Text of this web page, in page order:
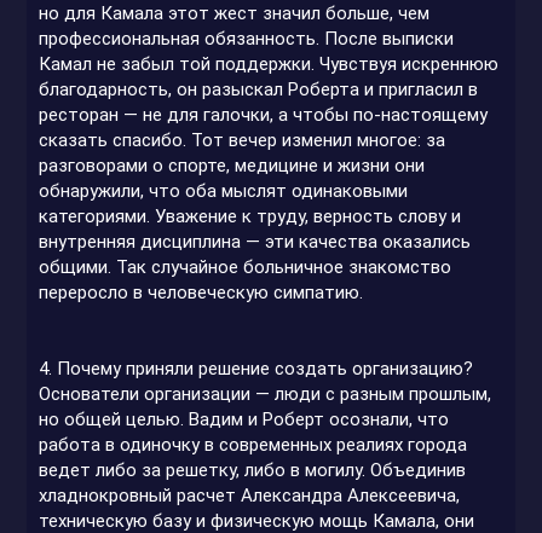
но для Камала этот жест значил больше, чем
профессиональная обязанность. После выписки
Камал не забыл той поддержки. Чувствуя искреннюю
благодарность, он разыскал Роберта и пригласил в
ресторан — не для галочки, а чтобы по-настоящему
сказать спасибо. Тот вечер изменил многое: за
разговорами о спорте, медицине и жизни они
обнаружили, что оба мыслят одинаковыми
категориями. Уважение к труду, верность слову и
внутренняя дисциплина — эти качества оказались
общими. Так случайное больничное знакомство
переросло в человеческую симпатию.
4. Почему приняли решение создать организацию?
Основатели организации — люди с разным прошлым,
но общей целью. Вадим и Роберт осознали, что
работа в одиночку в современных реалиях города
ведет либо за решетку, либо в могилу. Объединив
хладнокровный расчет Александра Алексеевича,
техническую базу и физическую мощь Камала, они